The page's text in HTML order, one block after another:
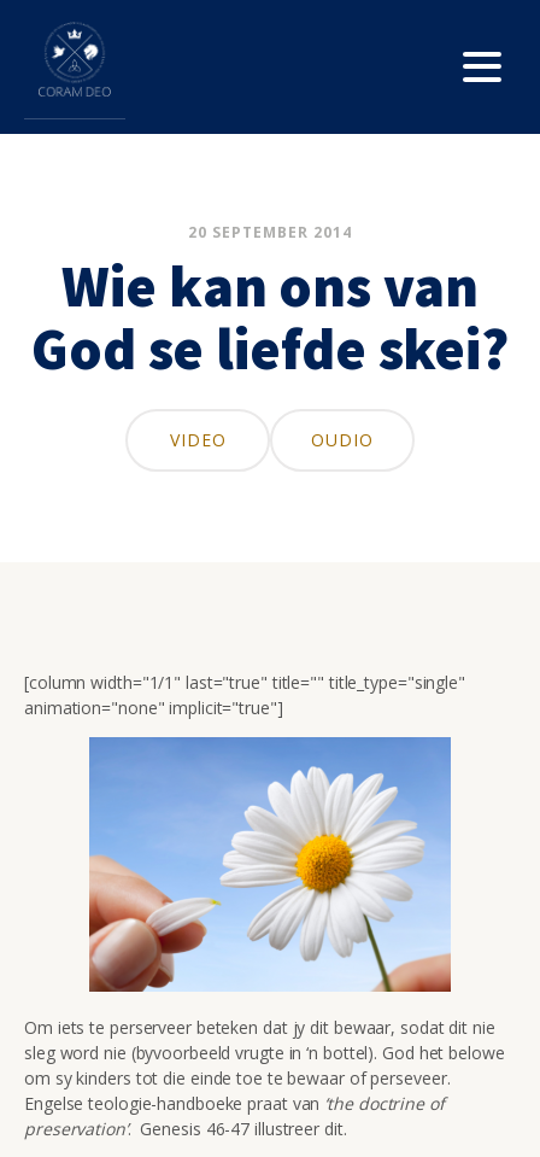
20 SEPTEMBER 2014
Wie kan ons van
God se liefde skei?
VIDEO OUDIO
[column width="1/1" last="true" title="" title_type="single"
animation="none" implicit="true"]
Om iets te perserveer beteken dat jy dit bewaar, sodat dit nie
sleg word nie (byvoorbeeld vrugte in ‘n bottel). God het belowe
om sy kinders tot die einde toe te bewaar of perseveer.
Engelse teologie-handboeke praat van ‘the doctrine of
preservation’. Genesis 46-47 illustreer dit.